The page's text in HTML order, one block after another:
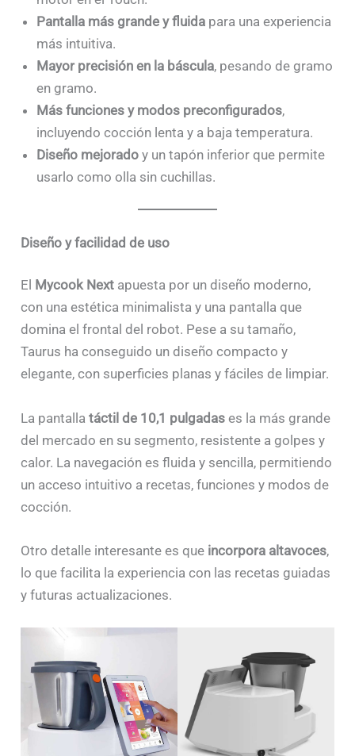
Pantalla más grande y fluida para una experiencia
más intuitiva.
Mayor precisión en la báscula, pesando de gramo
en gramo.
Más funciones y modos preconfigurados,
incluyendo cocción lenta y a baja temperatura.
Diseño mejorado y un tapón inferior que permite
usarlo como olla sin cuchillas.
Diseño y facilidad de uso
El Mycook Next apuesta por un diseño moderno,
con una estética minimalista y una pantalla que
domina el frontal del robot. Pese a su tamaño,
Taurus ha conseguido un diseño compacto y
elegante, con superficies planas y fáciles de limpiar.
La pantallatáctil de 10,1 pulgadas es la más grande
del mercado en su segmento, resistente a golpes y
calor. La navegación es fluida y sencilla, permitiendo
un acceso intuitivo a recetas, funciones y modos de
cocción.
Otro detalle interesante es que incorpora altavoces,
lo que facilita la experiencia con las recetas guiadas
y futuras actualizaciones.